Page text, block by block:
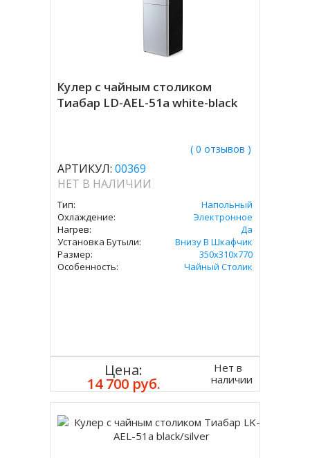
Кулер с чайным столиком
Тиабар LD-AEL-51а white-black
( 0 отзывов )
АРТИКУЛ: 00369
НЕТ В НАЛИЧИИ
Тип:
Напольный
Охлаждение:
Электронное
Нагрев:
Да
Установка Бутыли:
Внизу В Шкафчик
Размер:
350х310х770
Особенность:
Чайный Столик
Цена:
14 700 руб.
Нет в
наличии